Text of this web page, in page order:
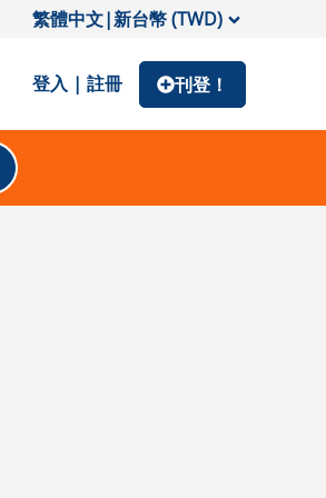
繁體中文|新台幣 (TWD)
登入 | 註冊 刊登！